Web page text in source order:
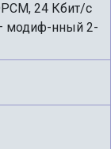
24 Кбит/с
модиф-нный 2-